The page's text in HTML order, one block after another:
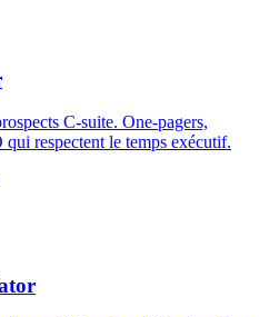
C-suite. One-pagers,
respectent le temps exécutif.